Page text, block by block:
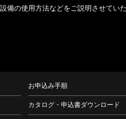
備の使用方法などをご説明させていた
お申込み手順
カタログ・申込書ダウンロード